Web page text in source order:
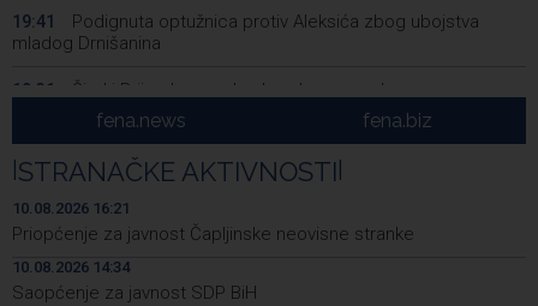
19:41
Podignuta optužnica protiv Aleksića zbog ubojstva
mladog Drnišanina
19:31
Široki Brijeg bez vode zbog kvara na glavnom
19:10 Announcement of events for Tuesday, 11 August 2026
19:07
Umro istaknuti skladatelj, jazz pijanist i glazbeni
pedagog Neven Frangeš
19:05 Najave događaja za 11. 8. 2026. godine (utorak)
fena.news fena.biz
STRANAČKE AKTIVNOSTI
10.08.2026 16:21
Priopćenje za javnost Čapljinske neovisne stranke
10.08.2026 14:34
Saopćenje za javnost SDP BiH